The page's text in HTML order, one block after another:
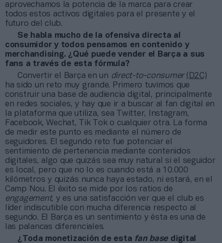
aprovechamos la potencia de la marca para crear
todos estos activos digitales para el presente y el
futuro del club.
Se habla mucho de la ofensiva directa al
consumidor y todos pensamos en contenido y
merchandising. ¿Qué puede vender el Barça a sus
fans a través de esta fórmula?
Convertir el Barça en un direct-to-consumer (D2C)
ha sido un reto muy grande. Primero tuvimos que
construir una base de audiencia digital, principalmente
en redes sociales, y hay que ir a buscar al fan digital en
la plataforma que utiliza, sea Twitter, Instagram,
Facebook, Wechat, Tik Tok o cualquier otra. La forma
de medir este punto es mediante el número de
seguidores. El segundo reto fue potenciar el
sentimiento de pertenencia mediante contenidos
digitales, algo que quizás sea muy natural si el seguidor
es local, pero que no lo es cuando está a 10.000
kilómetros y quizás nunca haya estado, ni estará, en el
Camp Nou. El éxito se mide por los ratios de
engagement, y es una satisfacción ver que el club es
líder indiscutible con mucha diferencia respecto al
segundo. El Barça es un sentimiento y ésta es una de
las palancas diferenciales.
¿Toda monetización de esta fan base digital